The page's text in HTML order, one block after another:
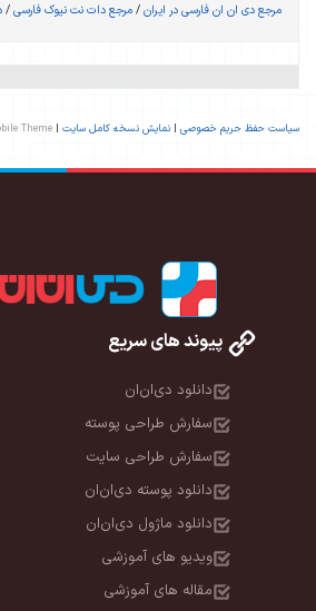
مرجع دی ان ان فارسی در ایران/مرجع دات نت نیوک فارسی/
سیاست حفظ حریم خصوصی | نمایش نسخه کامل سایت |
Theme
پیوند های سریع
دانلود دی‌ان‌ان
سفارش طراحی پوسته
سفارش طراحی سایت
دانلود پوسته دی‌ان‌ان
دانلود ماژول دی‌ان‌ان
ویدیو های آموزشی
مقاله های آموزشی